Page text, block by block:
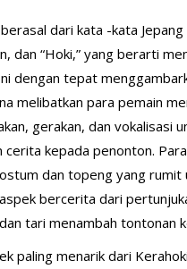
dari kata -kata Jepang
dan “Hoki,” yang berarti
dengan tepat
melibatkan para pemain
gerakan, dan vokalisasi
cerita kepada penonton.
dan topeng yang rumit
bercerita dari
tari menambah tontonan
paling menarik dari